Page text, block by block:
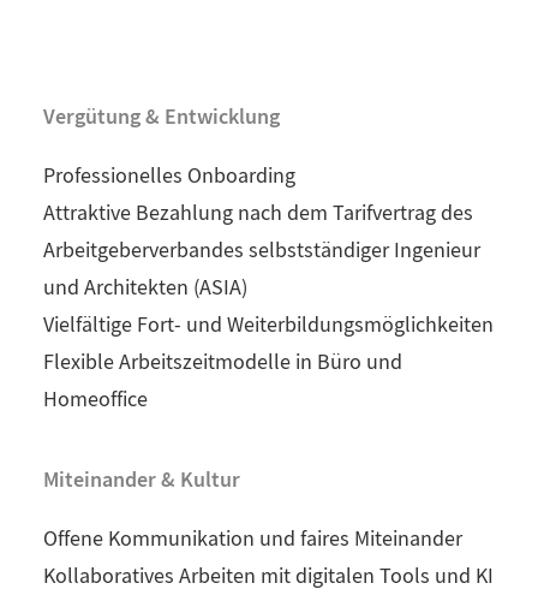
Vergütung & Entwicklung
Professionelles Onboarding
Attraktive Bezahlung nach dem Tarifvertrag des
Arbeitgeberverbandes selbstständiger Ingenieur
und Architekten (ASIA)
Vielfältige Fort- und Weiterbildungsmöglichkeiten
Flexible Arbeitszeitmodelle in Büro und
Homeoffice
Miteinander & Kultur
Offene Kommunikation und faires Miteinander
Kollaboratives Arbeiten mit digitalen Tools und KI